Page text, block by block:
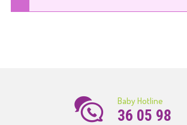
Baby Hotline
36 05 98